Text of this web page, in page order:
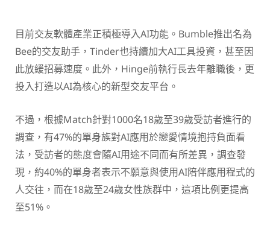
目前交友軟體產業正積極導入AI功能。Bumble推出名為
Bee的交友助手，Tinder也持續加大AI工具投資，甚至因
此放緩招募速度。此外，Hinge前執行長去年離職後，更
投入打造以AI為核心的新型交友平台。
不過，根據Match針對1000名18歲至39歲受訪者進行的
調查，有47%的單身族對AI應用於戀愛情境抱持負面看
法，受訪者的態度會隨AI用途不同而有所差異，調查發
現，約40%的單身者表示不願意與使用AI陪伴應用程式的
人交往，而在18歲至24歲女性族群中，這項比例更提高
至51%。